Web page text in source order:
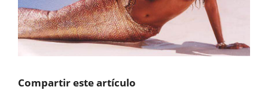
Compartir este artículo